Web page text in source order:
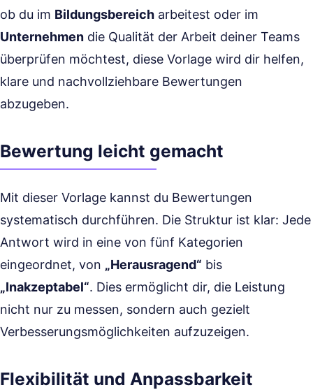
ob du im Bildungsbereich arbeitest oder im
Unternehmen die Qualität der Arbeit deiner Teams
überprüfen möchtest, diese Vorlage wird dir helfen,
klare und nachvollziehbare Bewertungen
abzugeben.
Bewertung leicht gemacht
Mit dieser Vorlage kannst du Bewertungen
systematisch durchführen. Die Struktur ist klar: Jede
Antwort wird in eine von fünf Kategorien
eingeordnet, von „Herausragend“ bis
„Inakzeptabel“. Dies ermöglicht dir, die Leistung
nicht nur zu messen, sondern auch gezielt
Verbesserungsmöglichkeiten aufzuzeigen.
Flexibilität und Anpassbarkeit